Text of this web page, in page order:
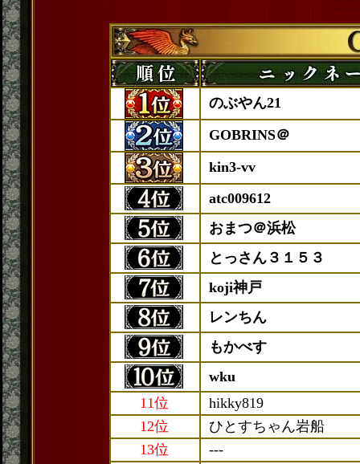
のぶやん21
GOBRINS＠
kin3-vv
atc009612
おまつ＠浜松
とっさん３１５３
koji神戸
レンちん
もかべす
wku
11位
hikky819
12位
ひとすちゃん岩船
13位
---